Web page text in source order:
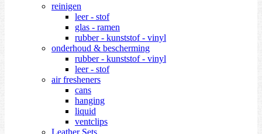
reinigen
leer - stof
glas - ramen
rubber - kunststof - vinyl
onderhoud & bescherming
rubber - kunststof - vinyl
leer - stof
air fresheners
cans
hanging
liquid
ventclips
Leather Sets